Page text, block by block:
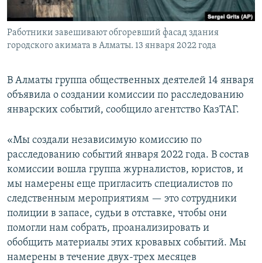
Работники завешивают обгоревший фасад здания
городского акимата в Алматы. 13 января 2022 года
В Алматы группа общественных деятелей 14 января
объявила о создании комиссии по расследованию
январских событий, сообщило агентство КазТАГ.
«Мы создали независимую комиссию по
расследованию событий января 2022 года. В состав
комиссии вошла группа журналистов, юристов, и
мы намерены еще пригласить специалистов по
следственным мероприятиям — это сотрудники
полиции в запасе, судьи в отставке, чтобы они
помогли нам собрать, проанализировать и
обобщить материалы этих кровавых событий. Мы
намерены в течение двух-трех месяцев